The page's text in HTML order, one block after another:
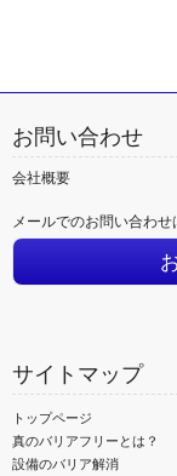
お問い合わせ
会社概要
メールでのお問い合わせ
サイトマップ
トップページ
真のバリアフリーとは？
設備のバリア解消